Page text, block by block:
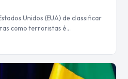
Unidos (EUA) de classificar
como terroristas é…